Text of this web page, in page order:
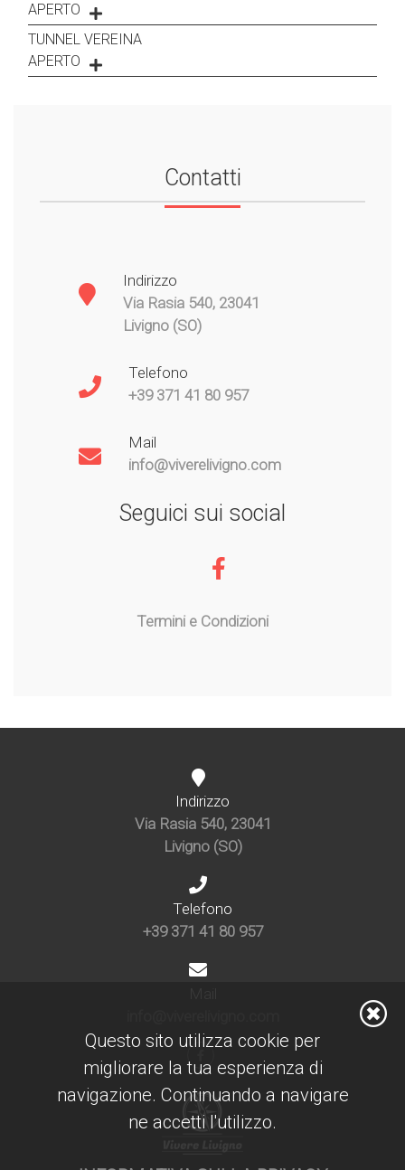
APERTO
TUNNEL VEREINA
APERTO
Contatti
Indirizzo
Via Rasia 540, 23041
Livigno (SO)
Telefono
+39 371 41 80 957
Mail
info@viverelivigno.com
Seguici sui social
Termini e Condizioni
Indirizzo
Via Rasia 540, 23041
Livigno (SO)
Telefono
+39 371 41 80 957
Questo sito utilizza cookie per
migliorare la tua esperienza di
navigazione. Continuando a navigare
ne accetti l'utilizzo.